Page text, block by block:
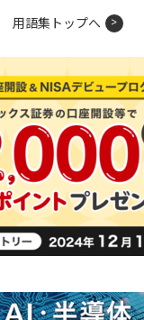
用語集トップへ